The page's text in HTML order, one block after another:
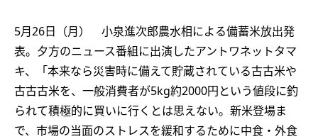
5月26日（月） 小泉進次郎農水相による備蓄米放出発
表。夕方のニュース番組に出演したアントワネットタマ
キ、「本来なら災害時に備えて貯蔵されている古古米や
古古古米を、一般消費者が5kg約2000円という値段に釣
られて積極的に買いに行くとは思えない。新米登場ま
で、市場の当面のストレスを緩和するために中食・外食